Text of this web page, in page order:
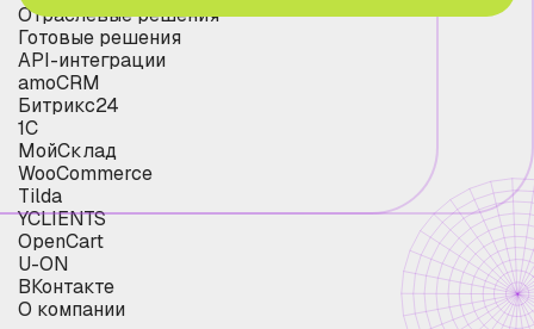
Отраслевые решения
Готовые решения
API-интеграции
amoCRM
Битрикс24
1С
МойСклад
WooCommerce
Tilda
YCLIENTS
OpenCart
U-ON
ВКонтакте
О компании